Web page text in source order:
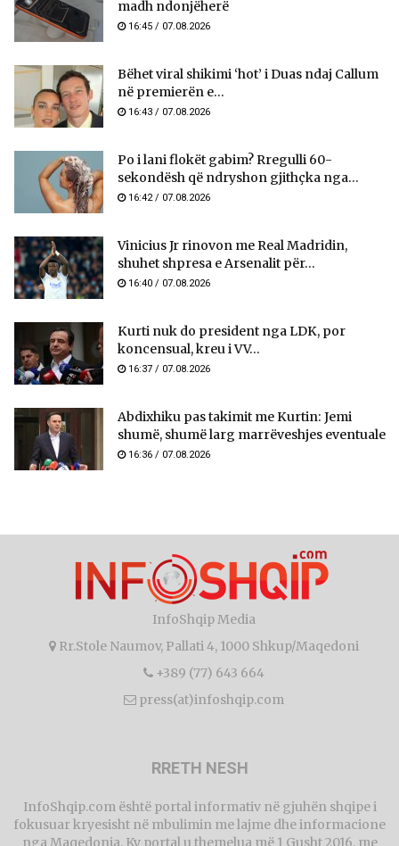
madh ndonjëherë
16:45 / 07.08.2026
Bëhet viral shikimi ‘hot’ i Duas ndaj Callum
në premierën e...
16:43 / 07.08.2026
Po i lani flokët gabim? Rregulli 60-
sekondësh që ndryshon gjithçka nga...
16:42 / 07.08.2026
Vinicius Jr rinovon me Real Madridin,
shuhet shpresa e Arsenalit për...
16:40 / 07.08.2026
Kurti nuk do president nga LDK, por
koncensual, kreu i VV...
16:37 / 07.08.2026
Abdixhiku pas takimit me Kurtin: Jemi
shumë, shumë larg marrëveshjes eventuale
16:36 / 07.08.2026
InfoShqip Media
Rr.Stole Naumov, Pallati 4, 1000 Shkup/Maqedoni
+389 (77) 643 664
press(at)infoshqip.com
RRETH NESH
InfoShqip.com është portal informativ në gjuhën shqipe i
fokusuar kryesisht në mbulimin me lajme dhe informacione
nga Maqedonia. Ky portal u themelua më 1 Gusht 2016, me